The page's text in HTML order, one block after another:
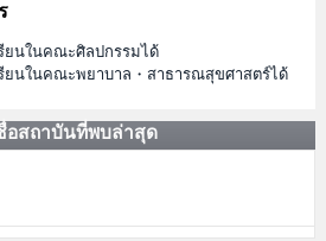
ยนในคณะศิลปกรรมได้
ยนในคณะพยาบาล・สาธารณสุขศาสตร์ได้
อสถาบันที่พบล่าสุด